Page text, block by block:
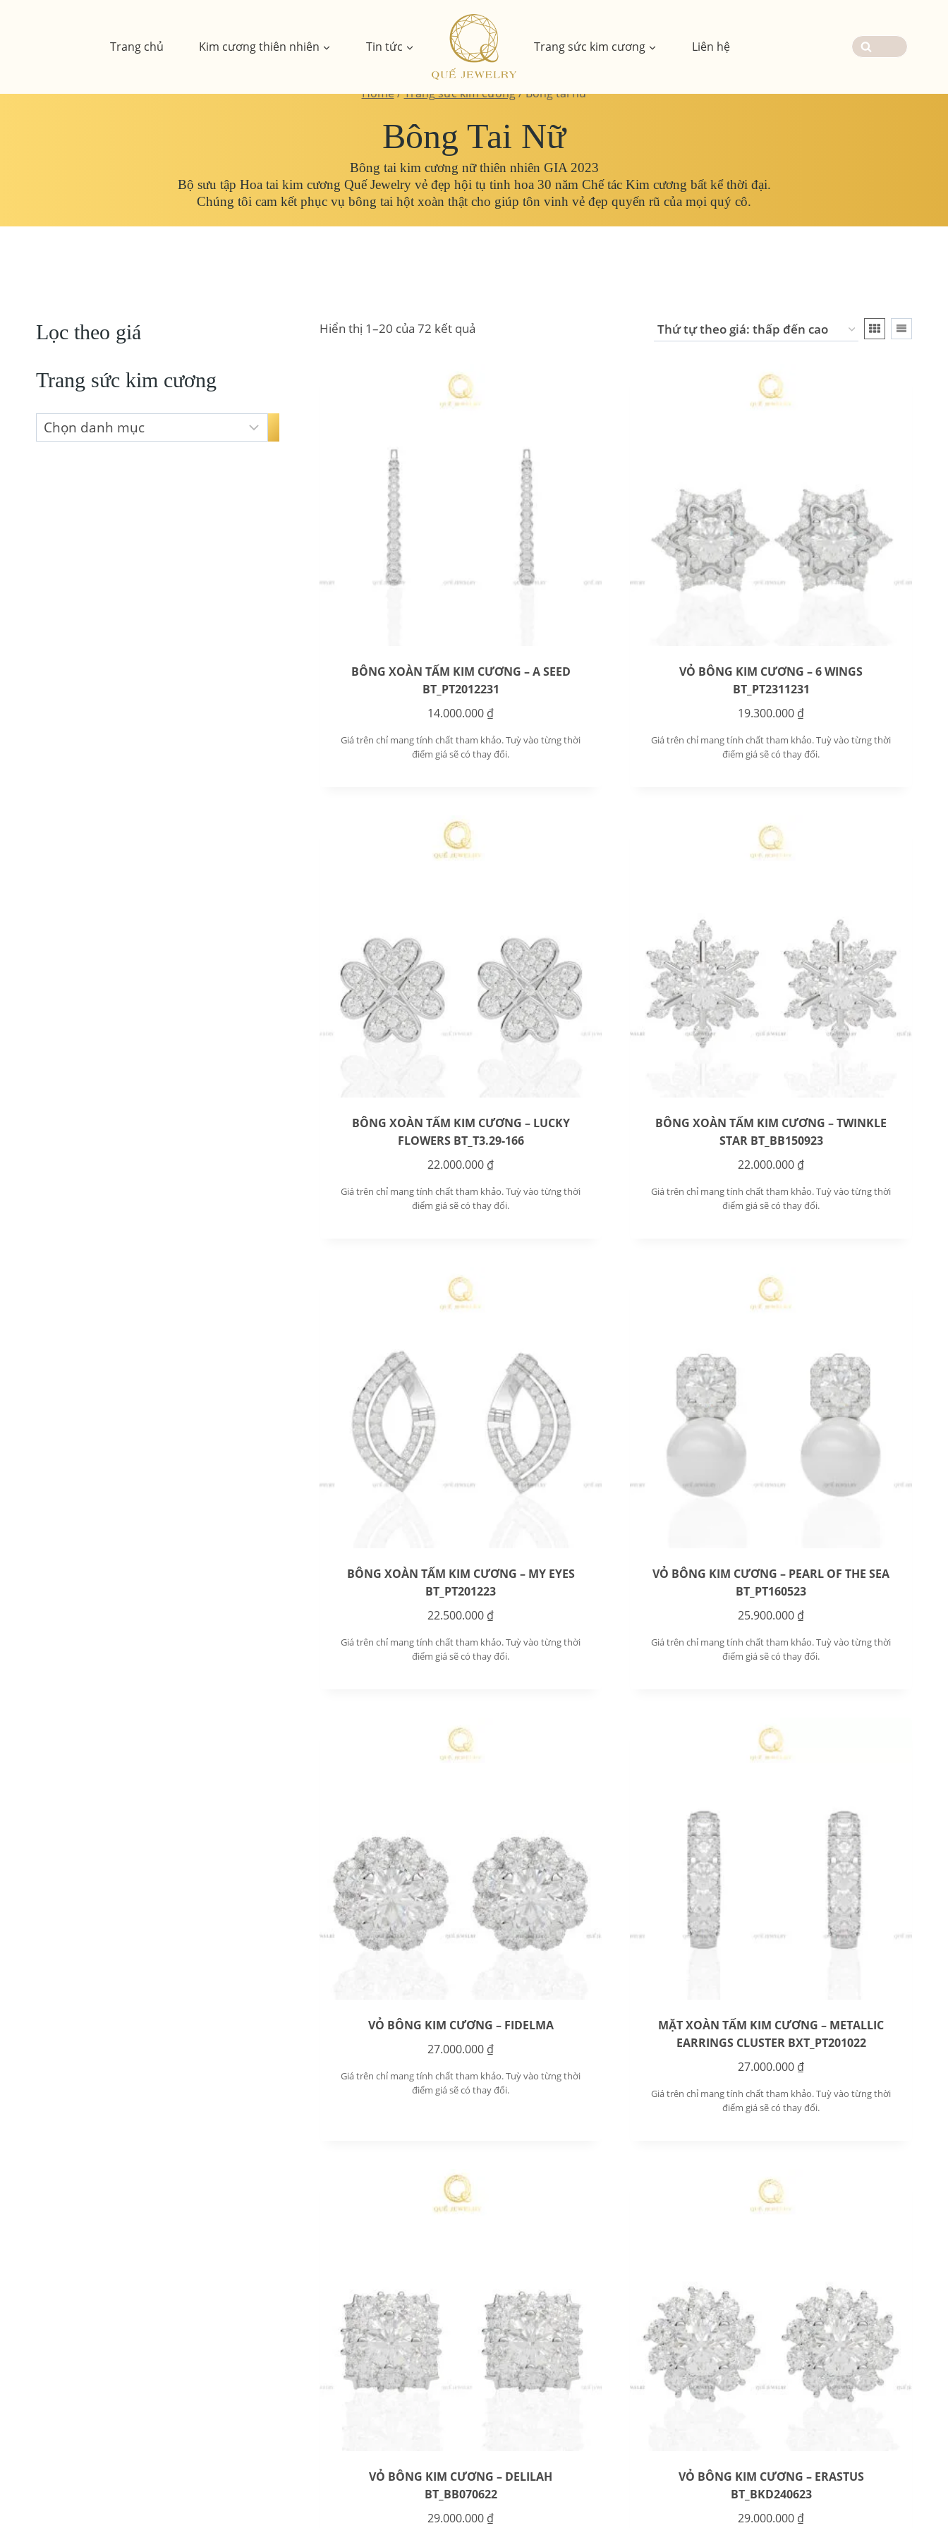
Trang chủ Kim cương thiên nhiên Tin tức Trang sức kim cương Liên hệ
Home/Trang sức kim cương/Bông tai nữ
Bông Tai Nữ
Bông tai kim cương nữ thiên nhiên GIA 2023
Bộ sưu tập Hoa tai kim cương Quế Jewelry vẻ đẹp hội tụ tinh hoa 30 năm Chế tác Kim cương bất kể thời đại.
Chúng tôi cam kết phục vụ bông tai hột xoàn thật cho giúp tôn vinh vẻ đẹp quyến rũ của mọi quý cô.
Hiển thị 1–20 của 72 kết quả
BÔNG XOÀN TẤM KIM CƯƠNG – A SEED
BT_PT2012231
14.000.000 ₫
Giá trên chỉ mang tính chất tham khảo. Tuỳ vào từng thời
điểm giá sẽ có thay đổi.
VỎ BÔNG KIM CƯƠNG – 6 WINGS
BT_PT2311231
19.300.000 ₫
Giá trên chỉ mang tính chất tham khảo. Tuỳ vào từng thời
điểm giá sẽ có thay đổi.
BÔNG XOÀN TẤM KIM CƯƠNG – LUCKY
FLOWERS BT_T3.29-166
22.000.000 ₫
Giá trên chỉ mang tính chất tham khảo. Tuỳ vào từng thời
điểm giá sẽ có thay đổi.
BÔNG XOÀN TẤM KIM CƯƠNG – TWINKLE
STAR BT_BB150923
22.000.000 ₫
Giá trên chỉ mang tính chất tham khảo. Tuỳ vào từng thời
điểm giá sẽ có thay đổi.
BÔNG XOÀN TẤM KIM CƯƠNG – MY EYES
BT_PT201223
22.500.000 ₫
Giá trên chỉ mang tính chất tham khảo. Tuỳ vào từng thời
điểm giá sẽ có thay đổi.
VỎ BÔNG KIM CƯƠNG – PEARL OF THE SEA
BT_PT160523
25.900.000 ₫
Giá trên chỉ mang tính chất tham khảo. Tuỳ vào từng thời
điểm giá sẽ có thay đổi.
VỎ BÔNG KIM CƯƠNG – FIDELMA
27.000.000 ₫
Giá trên chỉ mang tính chất tham khảo. Tuỳ vào từng thời
điểm giá sẽ có thay đổi.
MẶT XOÀN TẤM KIM CƯƠNG – METALLIC
EARRINGS CLUSTER BXT_PT201022
27.000.000 ₫
Giá trên chỉ mang tính chất tham khảo. Tuỳ vào từng thời
điểm giá sẽ có thay đổi.
VỎ BÔNG KIM CƯƠNG – DELILAH
BT_BB070622
29.000.000 ₫
VỎ BÔNG KIM CƯƠNG – ERASTUS
BT_BKD240623
29.000.000 ₫
Lọc theo giá
Trang sức kim cương
Chọn
danh